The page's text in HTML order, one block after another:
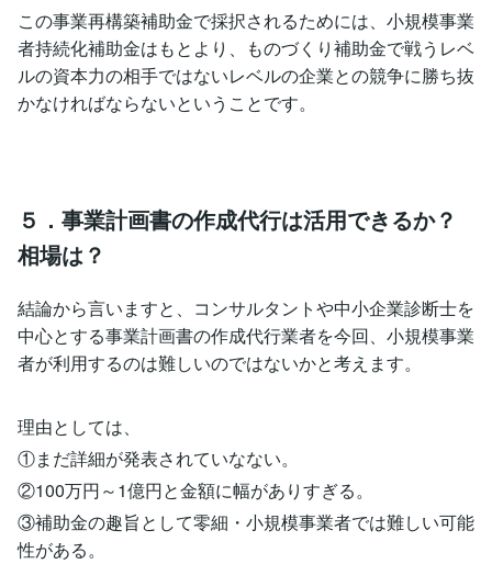
この事業再構築補助金で採択されるためには、小規模事業
者持続化補助金はもとより、ものづくり補助金で戦うレベ
ルの資本力の相手ではないレベルの企業との競争に勝ち抜
かなければならないということです。
５．事業計画書の作成代行は活用できるか？
相場は？
結論から言いますと、コンサルタントや中小企業診断士を
中心とする事業計画書の作成代行業者を今回、小規模事業
者が利用するのは難しいのではないかと考えます。
理由としては、
①まだ詳細が発表されていなない。
②100万円～1億円と金額に幅がありすぎる。
③補助金の趣旨として零細・小規模事業者では難しい可能
性がある。